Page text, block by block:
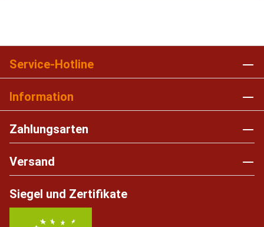
Service-Hotline
Information
Zahlungsarten
Versand
Siegel und Zertifikate